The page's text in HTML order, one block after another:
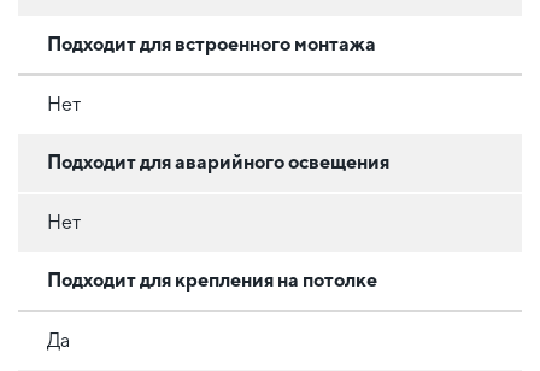
Подходит для встроенного монтажа
Нет
Подходит для аварийного освещения
Нет
Подходит для крепления на потолке
Да